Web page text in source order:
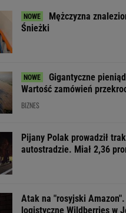
Mężczyzna
Śnieżki
Gigantyczne
Wartość zamówień
BIZNES
Pijany Polak prowadził
autostradzie. Miał 2,36
Atak na "rosyjski
logistyczne Wildberries w